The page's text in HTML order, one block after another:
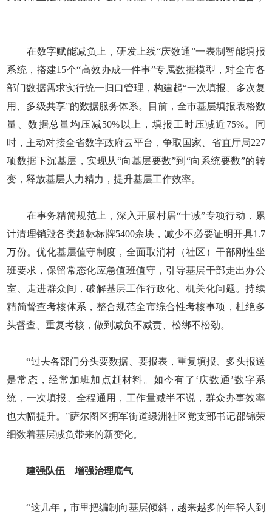
——
在数字赋能减负上，研发上线“庆数通”一表制智能填报
系统，搭建15个“高效办成一件事”专属数据模型，对全市各
部门数据需求实行统一归口管理，构建起“一次填报、多次复
用、多级共享”的数据服务体系。目前，全市基层填报表格数
量、数据总量均压减50%以上，填报工时压减近75%。同
时，主动对接全省数字政府云平台，争取国家、省直厅局227
项数据下沉基层，实现从“向基层要数”到“向系统要数”的转
变，释放基层人力精力，提升基层工作效率。
在事务精简规范上，深入开展村居“十减”专项行动，累
计清理销毁各类超标标牌5400余块，减少不必要证明开具1.7
万份。优化基层值守制度，全面取消村（社区）干部刚性坐
班要求，保留常态化应急值班值守，引导基层干部走出办公
室、走进群众间，破解基层工作行政化、机关化问题。持续
精简督查考核体系，整合规范全市综合性考核事项，杜绝多
头督查、重复考核，做到减负不减责、松绑不松劲。
“过去各部门分头要数据、要报表，重复填报、多头报送
是常态，经常加班加点赶材料。如今有了‘庆数通’数字系
统，一次填报、全程通用，工作量减半不说，群众办事效率
也大幅提升。”萨尔图区拥军街道绿洲社区党支部书记邵锦荣
细数着基层减负带来的新变化。
建强队伍 增强治理底气
“这几年，市里把编制向基层倾斜，越来越多的年轻人到